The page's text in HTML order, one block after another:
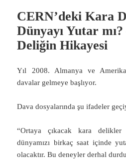
CERN’deki Kara
Dünyayı Yutar
Deliğin Hikayesi
Yıl 2008. Almanya ve
davalar gelmeye başlıyor.
Dava dosyalarında şu ifadeler
“Ortaya çıkacak kara
dünyamızı birkaç saat içinde
olacaktır. Bu deneyler derhal